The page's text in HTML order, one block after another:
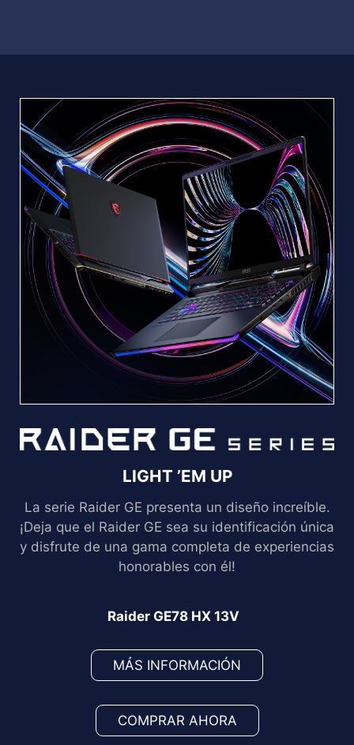
LIGHT ’EM UP
La serie Raider GE presenta un diseño increíble.
¡Deja que el Raider GE sea su identificación única
y disfrute de una gama completa de experiencias
honorables con él!
Raider GE78 HX 13V
MÁS INFORMACIÓN
COMPRAR AHORA